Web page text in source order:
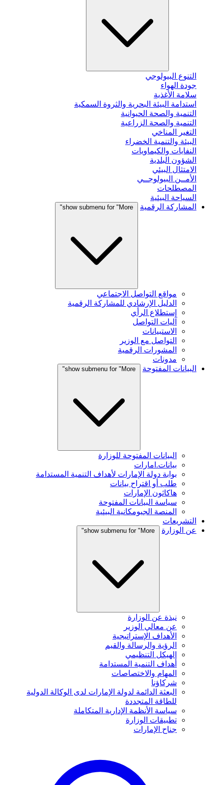
التنوع البيولوجي
جودة الهواء
سلامة الأغذية
استدامة البيئة البحرية والثروة السمكية
التنمية والصحة الحيوانية
التنمية والصحة الزراعية
التغير المناخي
البيئة والتنمية الخضراء
النفايات والكيماويات
الشؤون البلدية
الامتثال البيئي
الأمــن البيولوجــي
المصطلحات
السياحة البيئية
المشاركة الرقمية
show submenu for "More"
مواقع التواصل الاجتماعي
الدليل الإرشادي للمشاركة الرقمية
إستطلاع الرأي
آليات التواصل
الاستبيانات
التواصل مع الوزير
المشورات الرقمية
مدونات
البيانات المفتوحة
show submenu for "More"
البيانات المفتوحة للوزارة
بيانات.امارات
بوابة دولة الإمارات لأهداف التنمية المستدامة
طلب أو اقتراح بيانات
هاكاثون الإمارات
سياسة البيانات المفتوحة
المنصة الجيومكانية البيئية
التشريعات
عن الوزارة
show submenu for "More"
نبذة عن الوزارة
عن معالي الوزير
الأهداف الإستراتيجية
الرؤية والرسالة والقيم
الهيكل التنظيمي
أهداف التنمية المستدامة
المهام والاختصاصات
شركاؤنا
البعثة الدائمة لدولة الإمارات لدى الوكالة الدولية
للطاقة المتجددة
سياسة الأنظمة الإدارية المتكاملة
تطبيقات الوزارة
جناح الإمارات